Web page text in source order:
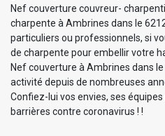
Nef couverture couvreur-
charpente à Ambrines dans le
particuliers ou professionnels, si
de charpente pour embellir votre
Nef couverture à Ambrines dans
activité depuis de nombreuses
Confiez-lui vos envies, ses
barrières contre coronavirus ! !